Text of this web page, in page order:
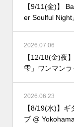
【9/11(金)】
er Soulful Night
2026.07.06
【12/18(金)夜
雫」ワンマン
2026.06.23
【8/19(水)】
ブ @